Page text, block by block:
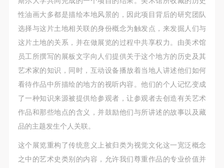
性油画大多都是描绘本地风景的，因此项目背后的研究团队
选择与这片土地相关联的身份概念为触发点，来发掘人们与
这片土地的关系，并在做展览的过程中共享权力。由美术馆
员工所撰写的展板文字向人们提供关于这个地方的历史及其
艺术家的知识，同时，互动设备播放着当地人讲述他们如何
看待作品中所描绘的地方的视听内容。他们的个人记忆变成
了一种知识来源被提供给参观者，让参观者去创造有关艺术
作品和那些地点的含义，并鼓励他们与所讲述的故事以及藏
品的主题发生个人关联。
这个展览重构了传统意义上被归类为视觉文化这一宽泛概念
之中的艺术史类别的内容，允许我们尊重作品的专业价值并